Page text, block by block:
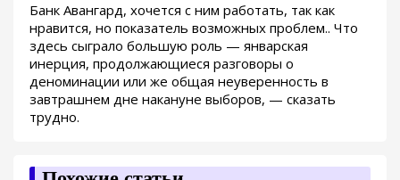
Банк Авангард, хочется с ним работать, так как
нравится, но показатель возможных проблем.. Что
здесь сыграло большую роль — январская
инерция, продолжающиеся разговоры о
деноминации или же общая неуверенность в
завтрашнем дне накануне выборов, — сказать
трудно.